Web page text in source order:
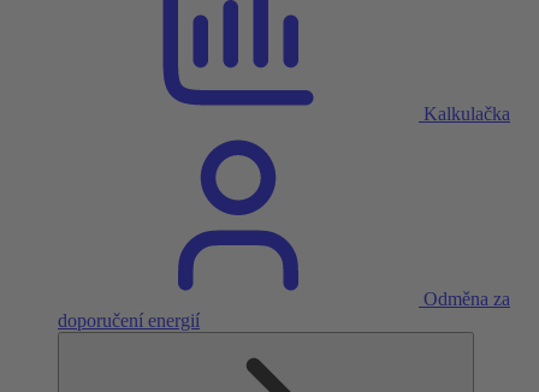
Kalkulačka
Odměna za
doporučení energií